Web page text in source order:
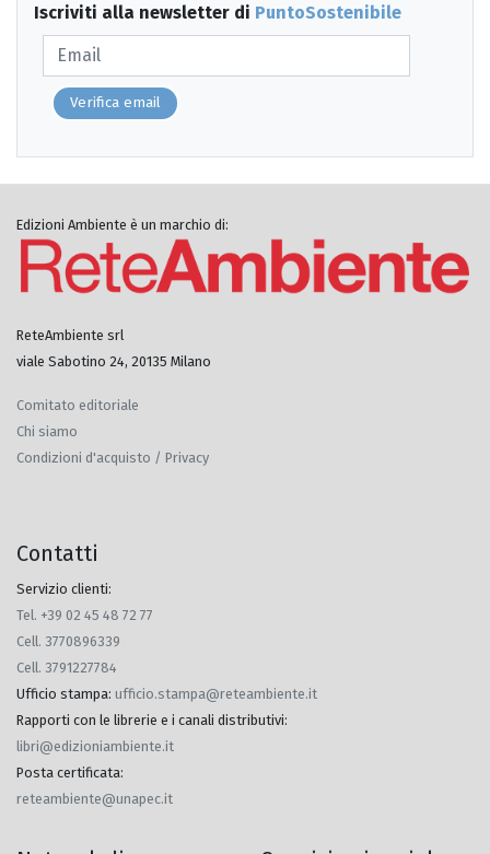
Iscriviti alla newsletter di PuntoSostenibile
Verifica email
Edizioni Ambiente è un marchio di:
ReteAmbiente srl
viale Sabotino 24, 20135 Milano
Comitato editoriale
Chi siamo
Condizioni d'acquisto / Privacy
Contatti
Servizio clienti:
Tel. +39 02 45 48 72 77
Cell. 3770896339
Cell. 3791227784
Ufficio stampa: ufficio.stampa@reteambiente.it
Rapporti con le librerie e i canali distributivi:
libri@edizioniambiente.it
Posta certificata:
reteambiente@unapec.it